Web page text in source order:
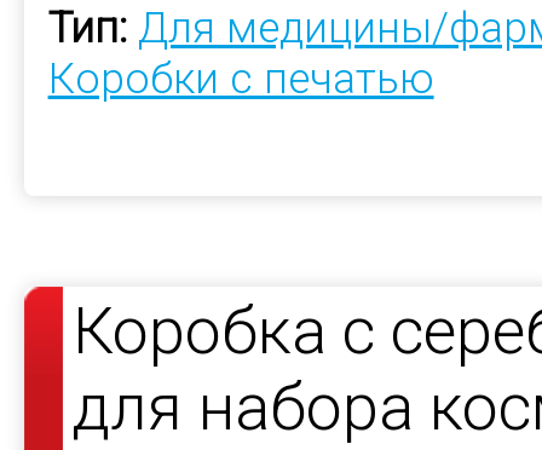
Тип: Для медицины/
Коробки с печатью
Коробка с
для набора